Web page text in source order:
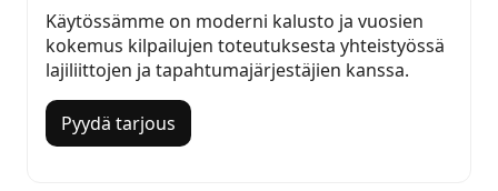
Käytössämme on moderni kalusto ja vuosien
kokemus kilpailujen toteutuksesta yhteistyössä
lajiliittojen ja tapahtumajärjestäjien kanssa.
Pyydä tarjous